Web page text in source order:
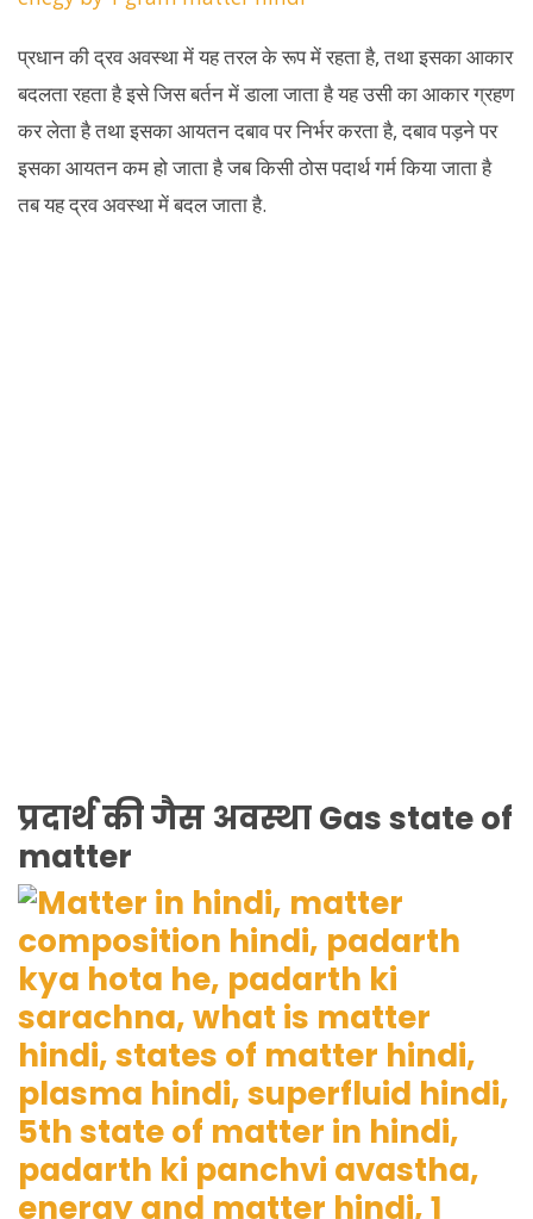
प्रधान की द्रव अवस्था में यह तरल के रूप में रहता है, तथा इसका आकार
बदलता रहता है इसे जिस बर्तन में डाला जाता है यह उसी का आकार ग्रहण
कर लेता है तथा इसका आयतन दबाव पर निर्भर करता है, दबाव पड़ने पर
इसका आयतन कम हो जाता है जब किसी ठोस पदार्थ गर्म किया जाता है
तब यह द्रव अवस्था में बदल जाता है.
प्रदार्थ की गैस अवस्था Gas state of
matter